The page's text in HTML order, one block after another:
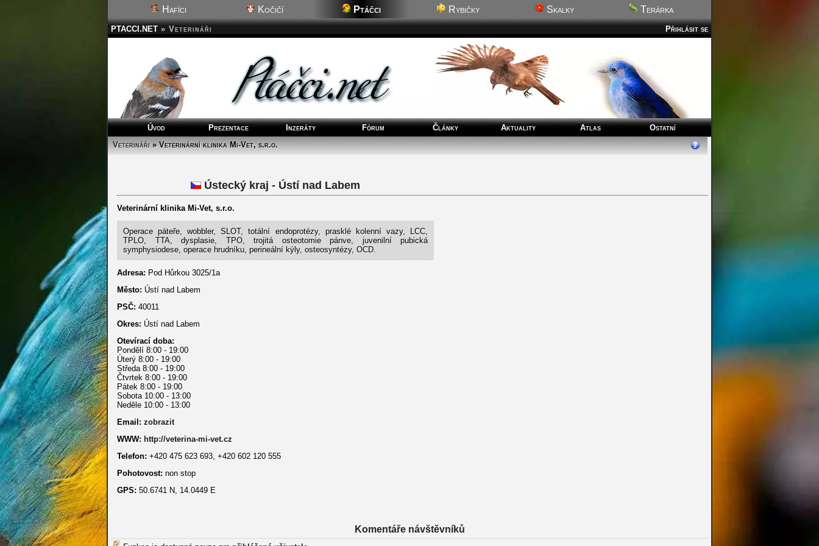
Hafíci Kočičí Ptáčci Rybičky Skalky Terárka
Přihlásit se
PTACCI.NET » Veterináři
Úvod Prezentace Inzeráty Fórum Články Aktuality Atlas
Ostatní
Veterináři» Veterinární klinika Mi-Vet, s.r.o.
Ústecký kraj - Ústí nad Labem
Veterinární klinika Mi-Vet, s.r.o.
Operace páteře, wobbler, SLOT, totální endoprotézy, prasklé kolenní vazy, LCC,
TPLO, TTA, dysplasie, TPO, trojitá osteotomie pánve, juvenilní pubická
symphysiodese, operace hrudníku, perineální kýly, osteosyntézy, OCD.
Adresa: Pod Hůrkou 3025/1a
Město: Ústí nad Labem
PSČ: 40011
Okres: Ústí nad Labem
Otevírací doba:
Pondělí 8:00 - 19:00
Úterý 8:00 - 19:00
Středa 8:00 - 19:00
Čtvrtek 8:00 - 19:00
Pátek 8:00 - 19:00
Sobota 10:00 - 13:00
Neděle 10:00 - 13:00
Email: zobrazit
WWW: http://veterina-mi-vet.cz
Telefon: +420 475 623 693, +420 602 120 555
Pohotovost: non stop
GPS: 50.6741 N, 14.0449 E
Komentáře návštěvníků